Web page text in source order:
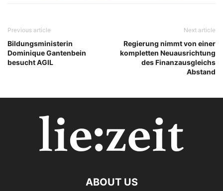
Previous article
Bildungsministerin
Dominique Gantenbein
besucht AGIL
Next article
Regierung nimmt von einer
kompletten Neuausrichtung
des Finanzausgleichs
Abstand
ABOUT US